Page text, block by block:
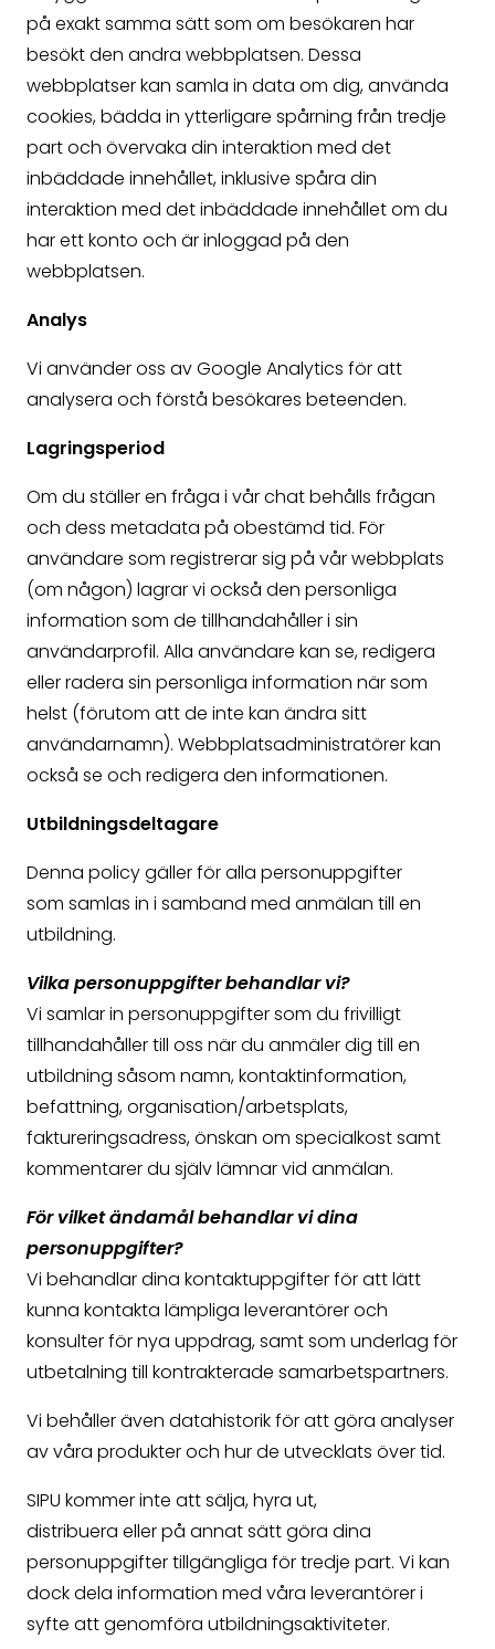
på exakt samma sätt som om besökaren har
besökt den andra webbplatsen. Dessa
webbplatser kan samla in data om dig, använda
cookies, bädda in ytterligare spårning från tredje
part och övervaka din interaktion med det
inbäddade innehållet, inklusive spåra din
interaktion med det inbäddade innehållet om du
har ett konto och är inloggad på den
webbplatsen.
Analys
Vi använder oss av Google Analytics för att
analysera och förstå besökares beteenden.
Lagringsperiod
Om du ställer en fråga i vår chat behålls frågan
och dess metadata på obestämd tid. För
användare som registrerar sig på vår webbplats
(om någon) lagrar vi också den personliga
information som de tillhandahåller i sin
användarprofil. Alla användare kan se, redigera
eller radera sin personliga information när som
helst (förutom att de inte kan ändra sitt
användarnamn). Webbplatsadministratörer kan
också se och redigera den informationen.
Utbildningsdeltagare
Denna policy gäller för alla personuppgifter
som samlas in i samband med anmälan till en
utbildning.
Vilka personuppgifter behandlar vi?
Vi samlar in personuppgifter som du frivilligt
tillhandahåller till oss när du anmäler dig till en
utbildning såsom namn, kontaktinformation,
befattning, organisation/arbetsplats,
faktureringsadress, önskan om specialkost samt
kommentarer du själv lämnar vid anmälan.
För vilket ändamål behandlar vi dina
personuppgifter?
Vi behandlar dina kontaktuppgifter för att lätt
kunna kontakta lämpliga leverantörer och
konsulter för nya uppdrag, samt som underlag för
utbetalning till kontrakterade samarbetspartners.
Vi behåller även datahistorik för att göra analyser
av våra produkter och hur de utvecklats över tid.
SIPU kommer inte att sälja, hyra ut,
distribuera eller på annat sätt göra dina
personuppgifter tillgängliga för tredje part. Vi kan
dock dela information med våra leverantörer i
syfte att genomföra utbildningsaktiviteter.